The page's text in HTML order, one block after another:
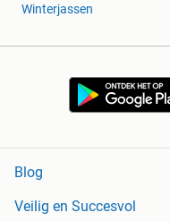
Winterjassen
Blog
Veilig en Succesvol